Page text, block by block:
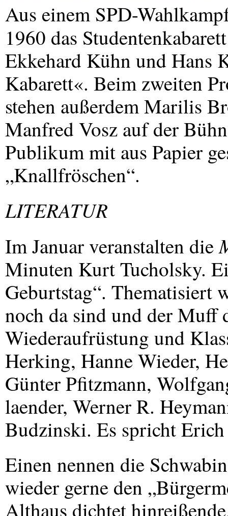
Aus einemSPD-
1960 das
Ekkehard Kühn und Hans
Kabarett«. Beim zweiten
stehen außerdem Marilis
Manfred Vosz auf der
Publikum mit aus Papier
„Knallfröschen“.
LITERATUR
Im Januar veranstalten die
Minuten Kurt Tucholsky.
Geburtstag“. Thematisiert
noch da sind und der Muff
Wiederaufrüstung und
Herking, Hanne Wieder,
Günter Pfitzmann,
laender, Werner R.
Budzinski. Es spricht
Einen nennen die
wieder gerne den
Althaus dichtet